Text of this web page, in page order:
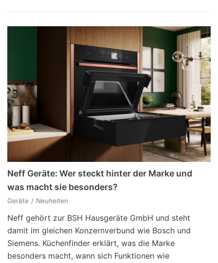
Neff Geräte: Wer steckt hinter der Marke und
was macht sie besonders?
Geräte Neuheiten
Neff gehört zur BSH Hausgeräte GmbH und steht
damit im gleichen Konzernverbund wie Bosch und
Siemens. Küchenfinder erklärt, was die Marke
besonders macht, wann sich Funktionen wie